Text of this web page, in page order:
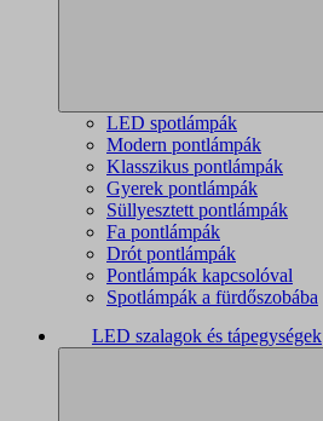
LED spotlámpák
Modern pontlámpák
Klasszikus pontlámpák
Gyerek pontlámpák
Süllyesztett pontlámpák
Fa pontlámpák
Drót pontlámpák
Pontlámpák kapcsolóval
Spotlámpák a fürdőszobába
LED szalagok és tápegységek